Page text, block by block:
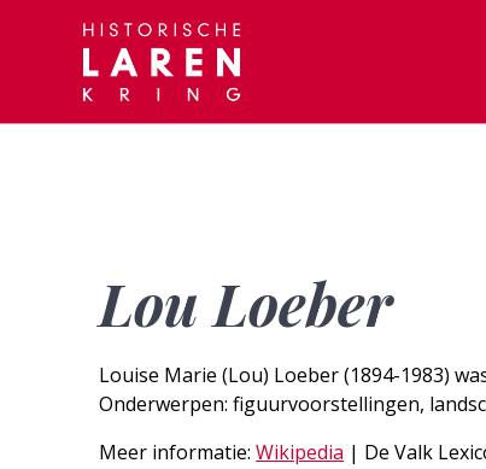
Lou Loeber
Louise Marie (Lou) Loeber (1894-1983)
Onderwerpen: figuurvoorstellingen,
Meer informatie:Wikipedia | De Valk